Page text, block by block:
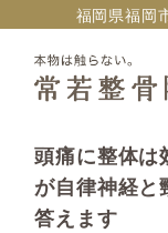
福岡県福岡
頭痛に整体は
が自律神経と
答えます